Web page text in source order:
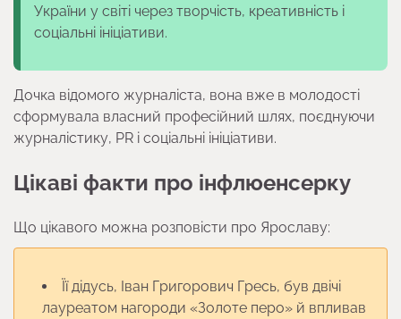
України у світі через творчість, креативність і
соціальні ініціативи.
Дочка відомого журналіста, вона вже в молодості
сформувала власний професійний шлях, поєднуючи
журналістику, PR і соціальні ініціативи.
Цікаві факти про інфлюенсерку
Що цікавого можна розповісти про Ярославу:
Її дідусь, Іван Григорович Гресь, був двічі
лауреатом нагороди «Золоте перо» й впливав